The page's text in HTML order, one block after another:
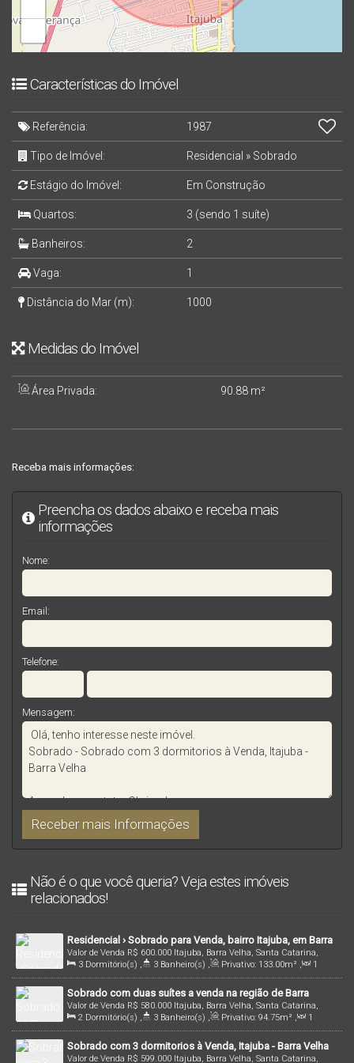
📞 Para mais informações ou agendar sua visita, fale com a
Elita Imobiliária:
📱 WhatsApp: (47) 99148-6242 | ☎ (47) 3305-8420
Características do Imóvel
Referência: 1987
Tipo de Imóvel: Residencial » Sobrado
Estágio do Imóvel: Em Construção
Quartos: 3 (sendo 1 suíte)
Banheiros: 2
Vaga: 1
Distância do Mar (m): 1000
Medidas do Imóvel
Área Privada: 90 .88 m²
Receba mais informações:
Preencha os dados abaixo e receba mais
informações
Nome:
Email:
Telefone:
Mensagem:
Não é o que você queria? Veja estes imóveis
relacionados!
Residencial › Sobrado para Venda, bairro Itajuba, em Barra
Velha/SC | Cód.: 906
R$ 600.000
Valor de Venda
Itajuba, Barra Velha, Santa Catarina,
Brasil
3 Dormitório(s) , 3 Banheiro(s) , Privativo: 133.00m² ,
1
Sala(s) , 1 Suíte(s) , 2 Vaga(s) , 150mDistância do Mar ,
Terreno: 97 .98m² , Frente: 6.00 m
Sobrado com duas suítes a venda na região de Barra
Velha/SC!
R$ 580.000
Valor de Venda
Itajuba, Barra Velha, Santa Catarina,
Brasil
2 Dormitório(s) , 3 Banheiro(s) , Privativo: 94.75m² ,
1
Sala(s) , 2 Suíte(s) , 1 Vaga(s) , 1000mDistância do Mar ,
Útil: 94.75m²
Sobrado com 3 dormitorios à Venda, Itajuba - Barra Velha
R$ 599.000
Valor de Venda Itajuba, Barra Velha, Santa Catarina,